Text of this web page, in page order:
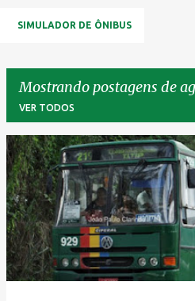
SIMULADOR DE ÔNIBUS
Mostrando postagens de
VER TODOS
P
o
s
a
g